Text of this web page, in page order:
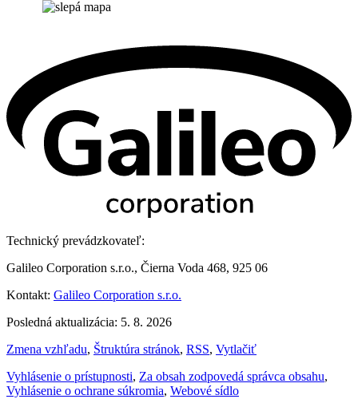
Technický prevádzkovateľ:
Galileo Corporation s.r.o., Čierna Voda 468, 925 06
Kontakt: Galileo Corporation s.r.o.
Posledná aktualizácia: 5. 8. 2026
Zmena vzhľadu, Štruktúra stránok, RSS, Vytlačiť
Vyhlásenie o prístupnosti, Za obsah zodpovedá správca obsahu,
Vyhlásenie o ochrane súkromia, Webové sídlo